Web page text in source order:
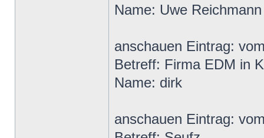
Name: Uwe Reichmann
anschauen Eintrag:
Betreff: Firma EDM in
Name: dirk
anschauen Eintrag: